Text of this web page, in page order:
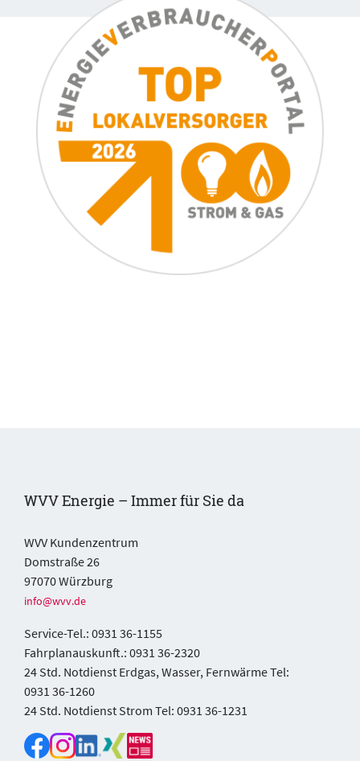
WVV Energie – Immer für Sie da
WVV Kundenzentrum
Domstraße 26
97070 Würzburg
info@wvv.de
Service-Tel.: 0931 36-1155
Fahrplanauskunft.: 0931 36-2320
24 Std. Notdienst Erdgas, Wasser, Fernwärme Tel:
0931 36-1260
24 Std. Notdienst Strom Tel: 0931 36-1231